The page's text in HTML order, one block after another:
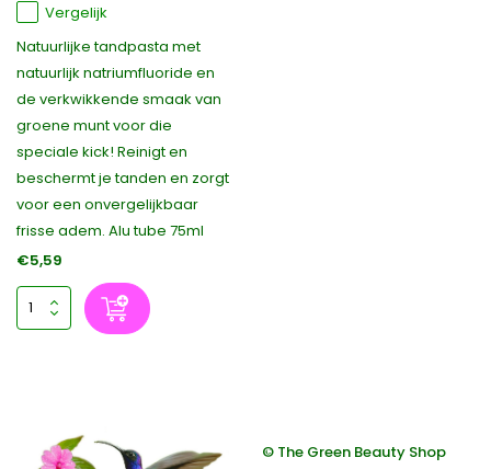
Vergelijk
Natuurlijke tandpasta met
natuurlijk natriumfluoride en
de verkwikkende smaak van
groene munt voor die
speciale kick! Reinigt en
beschermt je tanden en zorgt
voor een onvergelijkbaar
frisse adem. Alu tube 75ml
€5,59
© The Green Beauty Shop